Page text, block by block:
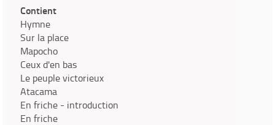
Contient
Hymne
Sur la place
Mapocho
Ceux d'en bas
Le peuple victorieux
Atacama
En friche - introduction
En friche